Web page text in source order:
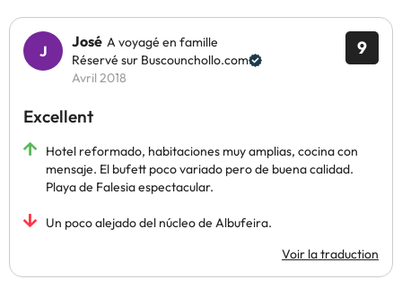
9
José A voyagé en famille
Réservé sur Buscounchollo.com
Avril 2018
Excellent
Hotel reformado, habitaciones muy amplias, cocina con
mensaje. El bufett poco variado pero de buena calidad.
Playa de Falesia espectacular.
Un poco alejado del núcleo de Albufeira.
Voir la traduction